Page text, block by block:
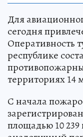
Для
сегодня
Оперативность
республике
территориях 14
С начала
площадью 10 239